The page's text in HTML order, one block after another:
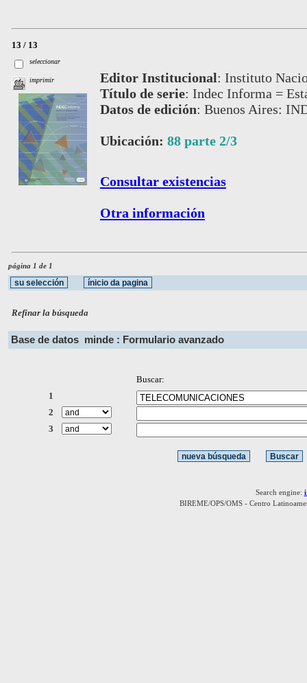
13 / 13
seleccionar
imprimir Editor Institucional: Instituto
Título de serie: Indec Informa =
Datos de edición: Buenos Aires:
Ubicación: 88 parte 2/3
Consultar existencias
Otra información
página 1 de 1
Refinar la búsqueda
Base de datos minde : Formulario avanzado
Buscar:
1
2
3
Search engine:
BIREME/OPS/OMS - Centro